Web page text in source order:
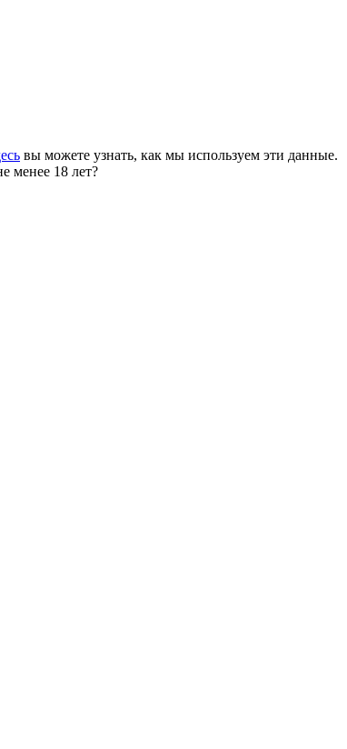
вы можете узнать, как мы используем эти данные.
менее 18 лет?